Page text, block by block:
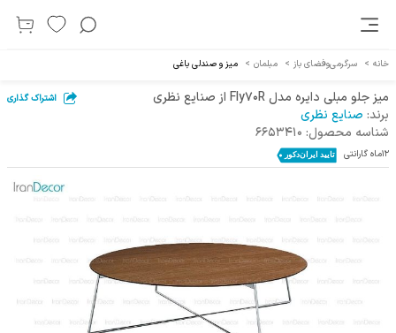
خانه > سرگرمی‌و‌فضای باز > مبلمان > میز و صندلی باغی
میز جلو مبلی دایره مدل Fly70R از صنایع نظری اشتراک گذاری
برند: صنایع نظری
شناسه محصول: 6653410
12ماه گارانتی